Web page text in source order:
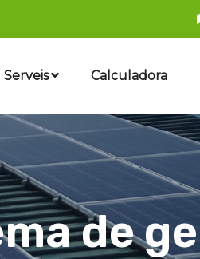
Serveis Calculadora
de